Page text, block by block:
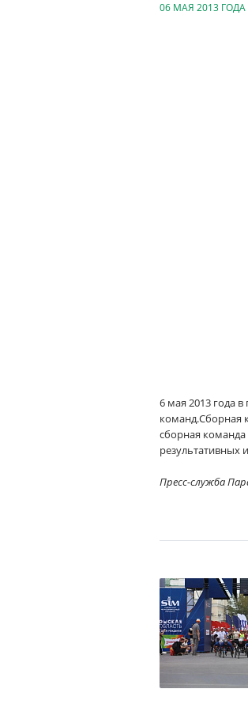
06 МАЯ 2013 ГОДА
6 мая 2013 года
команд.Сборная
сборная
результативных
Пресс-служба